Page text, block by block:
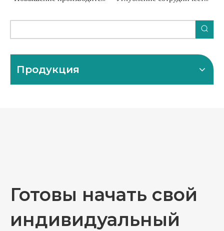
Продукция
Готовы начать свой
индивидуальный